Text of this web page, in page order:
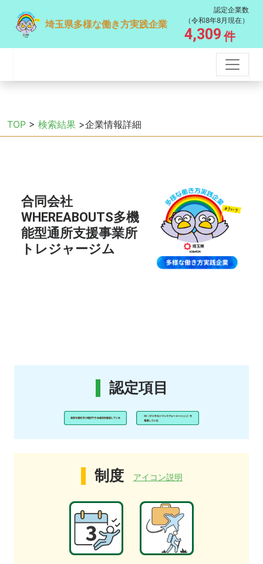
埼玉県多様な働き方実践企業
認定企業数
（令和8年8月現在）
4,309 件
TOP > 検索結果 >企業情報詳細
合同会社
WHEREABOUTS多機
能型通所支援事業所
トレジャージム
認定項目
制度 アイコン説明